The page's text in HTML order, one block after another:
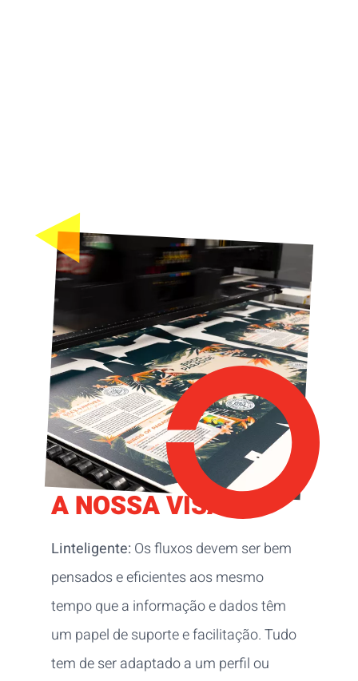
A NOSSA VISÃO
Linteligente: Os fluxos devem ser bem
pensados e eficientes aos mesmo
tempo que a informação e dados têm
um papel de suporte e facilitação. Tudo
tem de ser adaptado a um perfil ou